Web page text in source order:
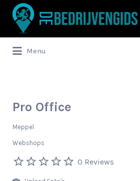
Zoek
naar:
Menu
naar:
Pro Office
Meppel
Webshops
0 Reviews